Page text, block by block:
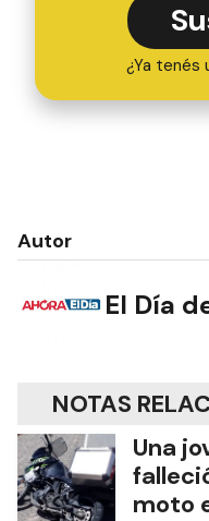
¿Ya tenés
Autor
El Día
NOTAS
Una
moto